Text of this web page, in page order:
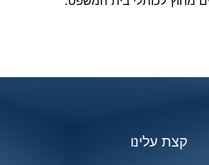
קצת עלינו